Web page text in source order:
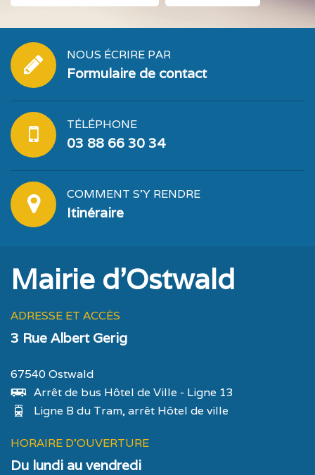
NOUS ÉCRIRE PAR
Formulaire de contact
TÉLÉPHONE
03 88 66 30 34
COMMENT S'Y RENDRE
Itinéraire
Mairie d'Ostwald
ADRESSE ET ACCÈS
3 Rue Albert Gerig
67540 Ostwald
Arrêt de bus Hôtel de Ville - Ligne 13
Ligne B du Tram, arrêt Hôtel de ville
HORAIRE D'OUVERTURE
Du lundi au vendredi